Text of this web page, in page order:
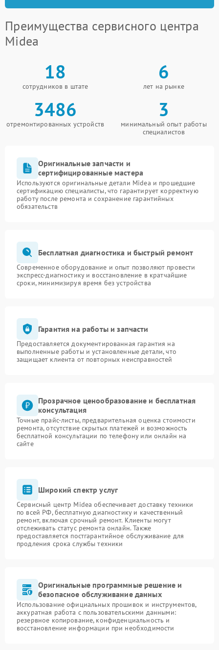
Преимущества сервисного центра
Midea
18
сотрудников в штате
6
лет на рынке
3486
отремонтированных устройств
3
минимальный опыт работы
специалистов
Оригинальные запчасти и
сертифицированные мастера
Используются оригинальные детали Midea и прошедшие
сертификацию специалисты, что гарантирует корректную
работу после ремонта и сохранение гарантийных
обязательств
Бесплатная диагностика и быстрый ремонт
Современное оборудование и опыт позволяют провести
экспресс-диагностику и восстановление в кратчайшие
сроки, минимизируя время без устройства
Гарантия на работы и запчасти
Предоставляется документированная гарантия на
выполненные работы и установленные детали, что
защищает клиента от повторных неисправностей
Прозрачное ценообразование и бесплатная
консультация
Точные прайс-листы, предварительная оценка стоимости
ремонта, отсутствие скрытых платежей и возможность
бесплатной консультации по телефону или онлайн на
сайте
Широкий спектр услуг
Сервисный центр Midea обеспечивает доставку техники
по всей РФ, бесплатную диагностику и качественный
ремонт, включая срочный ремонт. Клиенты могут
отслеживать статус ремонта онлайн. Также
предоставляется постгарантийное обслуживание для
продления срока службы техники
Оригинальные программные решение и
безопасное обслуживание данных
Использование официальных прошивок и инструментов,
аккуратная работа с пользовательскими данными:
резервное копирование, конфиденциальность и
восстановление информации при необходимости